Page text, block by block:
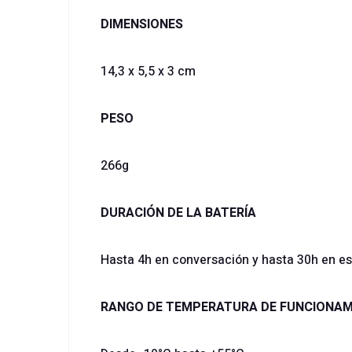
DIMENSIONES
14,3 x 5,5 x 3 cm
PESO
266g
DURACIÓN DE LA BATERÍA
Hasta 4h en conversación y hasta 30h en
RANGO DE TEMPERATURA DE